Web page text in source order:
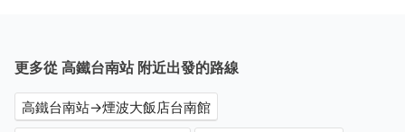
更多從 高鐵台南站 附近出發的路線
高鐵台南站→煙波大飯店台南館